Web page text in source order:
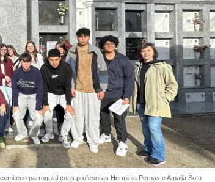
parroquial coas profesoras Herminia Pernas e Amalia Soto